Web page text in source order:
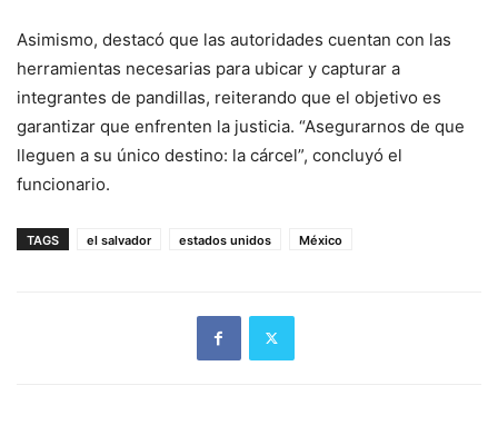
Asimismo, destacó que las autoridades cuentan con las
herramientas necesarias para ubicar y capturar a
integrantes de pandillas, reiterando que el objetivo es
garantizar que enfrenten la justicia. “Asegurarnos de que
lleguen a su único destino: la cárcel”, concluyó el
funcionario.
TAGS el salvador estados unidos México